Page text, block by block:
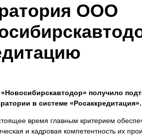
ООО
получило
в системе «Росаккредитация».
время главным критерием
и кадровая компетентность их